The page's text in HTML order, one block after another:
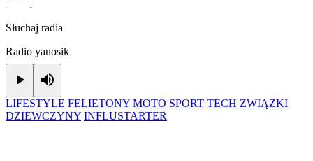
Słuchaj radia
Radio yanosik
Play
LIFESTYLE FELIETONY MOTO SPORT TECH ZWIĄZKI
DZIEWCZYNY INFLUSTARTER